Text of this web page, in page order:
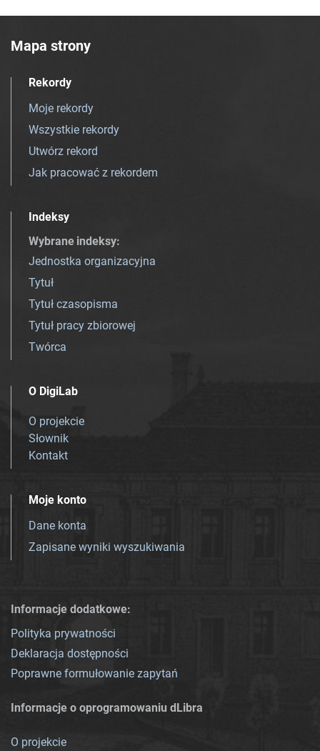
Mapa strony
Rekordy
Moje rekordy
Wszystkie rekordy
Utwórz rekord
Jak pracować z rekordem
Indeksy
Wybrane indeksy:
Jednostka organizacyjna
Tytuł
Tytuł czasopisma
Tytuł pracy zbiorowej
Twórca
O DigiLab
O projekcie
Słownik
Kontakt
Moje konto
Dane konta
Zapisane wyniki wyszukiwania
Informacje dodatkowe:
Polityka prywatności
Deklaracja dostępności
Poprawne formułowanie zapytań
Informacje o oprogramowaniu dLibra
O projekcie